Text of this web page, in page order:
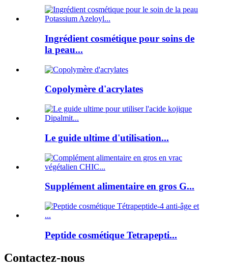
Ingrédient cosmétique pour soins de
la peau...
Copolymère d'acrylates
Le guide ultime d'utilisation...
Supplément alimentaire en gros G...
Peptide cosmétique Tetrapepti...
Contactez-nous